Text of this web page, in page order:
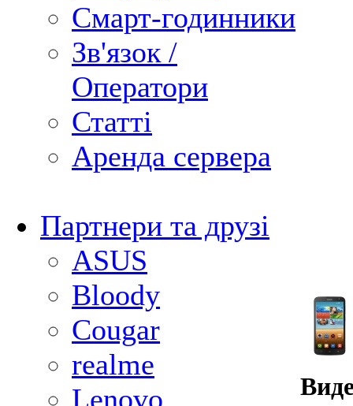
Смарт-годинники
Зв'язок /
Оператори
Статті
Аренда сервера
Партнери та друзі
ASUS
Bloody
Cougar
realme
Lenovo